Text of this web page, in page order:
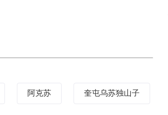
阿克苏 奎屯乌苏独山子